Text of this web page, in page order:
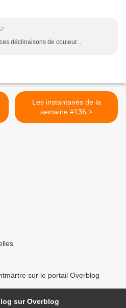
déclinaisons de couleur...
Les instantanés de la
semaine #136 >
sur le portail Overblog
sur Overblog